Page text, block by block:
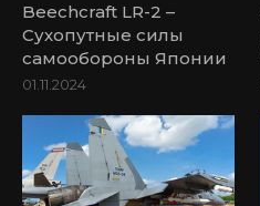
Beechcraft LR-2 –
Сухопутные силы
самообороны Японии
01.11.2024